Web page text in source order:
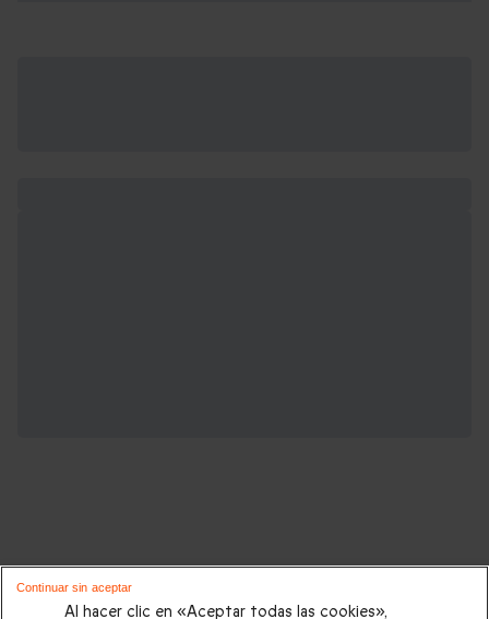
Cajas regalo de Deportes y Aventura que
podrían interesarte:
Al hacer clic en «Aceptar todas las cookies»,
Continuar sin aceptar